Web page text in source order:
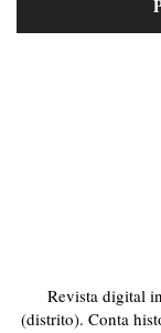
Revista digital
(distrito). Conta